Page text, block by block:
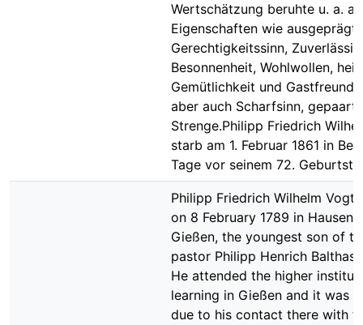
Wertschätzung beruhte u. a.
Eigenschaften wie
Gerechtigkeitssinn,
Besonnenheit, Wohlwollen,
Gemütlichkeit und
aber auch Scharfsinn, gepaart
Strenge.Philipp Friedrich
starb am 1. Februar 1861 in
Tage vor seinem 72.
Philipp Friedrich Wilhelm Vogt
on 8 February 1789 in Hausen
Gießen, the youngest son of
pastor Philipp Henrich
He attended the higher
learning in Gießen and it was
due to his contact there with